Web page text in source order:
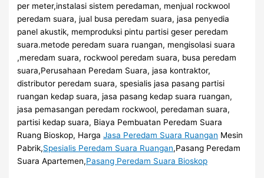
per meter,instalasi sistem peredaman, menjual rockwool
peredam suara, jual busa peredam suara, jasa penyedia
panel akustik, memproduksi pintu partisi geser peredam
suara.metode peredam suara ruangan, mengisolasi suara
,meredam suara, rockwool peredam suara, busa peredam
suara,Perusahaan Peredam Suara, jasa kontraktor,
distributor peredam suara, spesialis jasa pasang partisi
ruangan kedap suara, jasa pasang kedap suara ruangan,
jasa pemasangan peredam rockwool, peredaman suara,
partisi kedap suara, Biaya Pembuatan Peredam Suara
Ruang Bioskop, HargaJasa Peredam Suara Ruangan Mesin
Pabrik,Spesialis Peredam Suara Ruangan,Pasang Peredam
Suara Apartemen,Pasang Peredam Suara Bioskop